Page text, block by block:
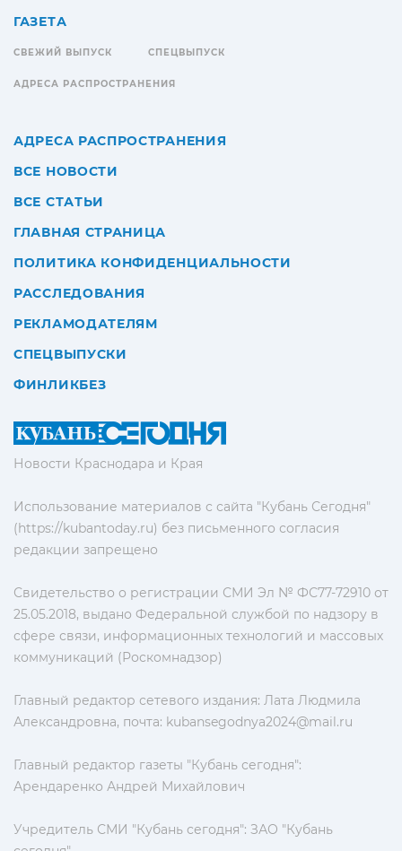
Новости Краснодара и Края
Использование материалов с сайта "Кубань Сегодня"
(https://kubantoday.ru) без письменного согласия
редакции запрещено
Свидетельство о регистрации СМИ Эл № ФС77-72910 от
25.05.2018, выдано Федеральной службой по надзору в
сфере связи, информационных технологий и массовых
коммуникаций (Роскомнадзор)
Главный редактор сетевого издания: Лата Людмила
Александровна, почта: kubansegodnya2024@mail.ru
Главный редактор газеты "Кубань сегодня":
Арендаренко Андрей Михайлович
Учредитель СМИ "Кубань сегодня": ЗАО "Кубань
ГАЗЕТА
СВЕЖИЙ ВЫПУСК СПЕЦВЫПУСК
АДРЕСА РАСПРОСТРАНЕНИЯ
АДРЕСА РАСПРОСТРАНЕНИЯ
ВСЕ НОВОСТИ
ВСЕ СТАТЬИ
ГЛАВНАЯ СТРАНИЦА
ПОЛИТИКА КОНФИДЕНЦИАЛЬНОСТИ
РАССЛЕДОВАНИЯ
РЕКЛАМОДАТЕЛЯМ
СПЕЦВЫПУСКИ
ФИНЛИКБЕЗ